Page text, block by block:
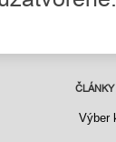
ČLÁNKY
ČLÁNKY